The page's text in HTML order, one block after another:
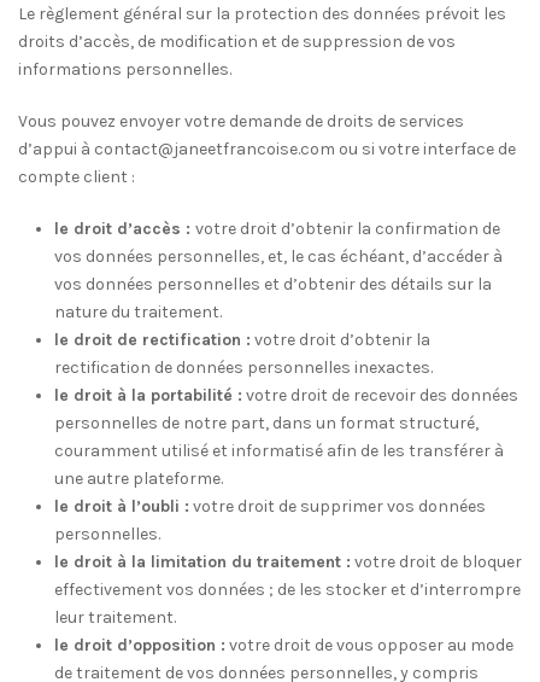
Le règlement général sur la protection des données prévoit les
droits d’accès, de modification et de suppression de vos
informations personnelles.
Vous pouvez envoyer votre demande de droits de services
d’appui à contact@janeetfrancoise.com ou si votre interface de
compte client :
le droit d’accès : votre droit d’obtenir la confirmation de
vos données personnelles, et, le cas échéant, d’accéder à
vos données personnelles et d’obtenir des détails sur la
nature du traitement.
le droit de rectification : votre droit d’obtenir la
rectification de données personnelles inexactes.
le droit à la portabilité : votre droit de recevoir des données
personnelles de notre part, dans un format structuré,
couramment utilisé et informatisé afin de les transférer à
une autre plateforme.
le droit à l’oubli : votre droit de supprimer vos données
personnelles.
le droit à la limitation du traitement : votre droit de bloquer
effectivement vos données ; de les stocker et d’interrompre
leur traitement.
le droit d’opposition : votre droit de vous opposer au mode
de traitement de vos données personnelles, y compris